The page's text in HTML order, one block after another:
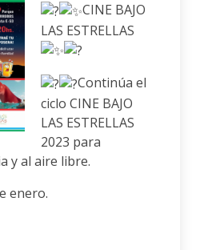
CINE BAJO
LAS ESTRELLAS
Continúa el
ciclo CINE BAJO
LAS ESTRELLAS
2023 para
y al aire libre.
enero.